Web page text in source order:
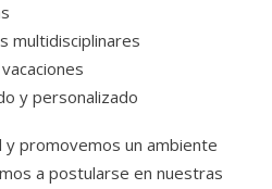
multidisciplinares
y personalizado
y promovemos un ambiente
a postularse en nuestras